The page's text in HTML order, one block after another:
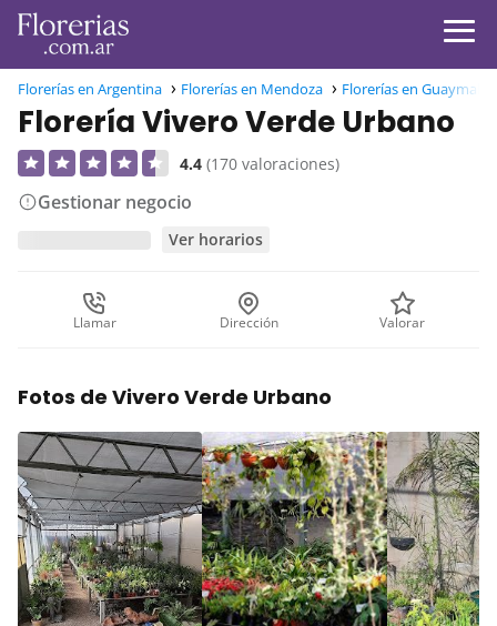
Florerías en Argentina Florerías en Mendoza Florerías en
Florería Vivero Verde Urbano
4.4 (170 valoraciones)
Gestionar negocio
Ver horarios
Llamar Dirección Valorar
Fotos de Vivero Verde Urbano